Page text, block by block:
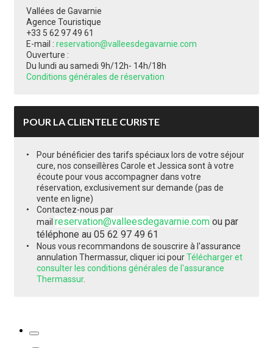
Vallées de Gavarnie
Agence Touristique
+33 5 62 97 49 61
E-mail : reservation@valleesdegavarnie.com
Ouverture :
Du lundi au samedi 9h/12h- 14h/18h
Conditions générales de réservation
POUR LA CLIENTELE CURISTE
Pour bénéficier des tarifs spéciaux lors de votre séjour
cure, nos conseillères Carole et Jessica sont à votre
écoute pour vous accompagner dans votre
réservation, exclusivement sur demande (pas de
vente en ligne)
Contactez-nous par
mail reservation@valleesdegavarnie.comou par
téléphone au 05 62 97 49 61
Nous vous recommandons de souscrire à l'assurance
annulation Thermassur, cliquer ici pourTélécharger et
consulter les conditions générales de l'assurance
Thermassur.